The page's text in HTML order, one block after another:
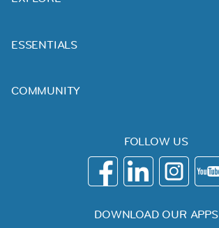
ESSENTIALS
COMMUNITY
FOLLOW US
DOWNLOAD OUR APPS